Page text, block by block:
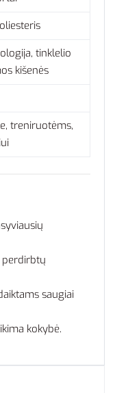
tinklelio
kišenės
treniruotėms,
perdirbtų
saugiai
kokybė.